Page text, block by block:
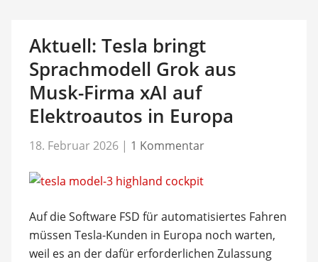
Aktuell: Tesla bringt
Sprachmodell Grok aus
Musk-Firma xAI auf
Elektroautos in Europa
18. Februar 2026 | 1 Kommentar
Auf die Software FSD für automatisiertes Fahren
müssen Tesla-Kunden in Europa noch warten,
weil es an der dafür erforderlichen Zulassung